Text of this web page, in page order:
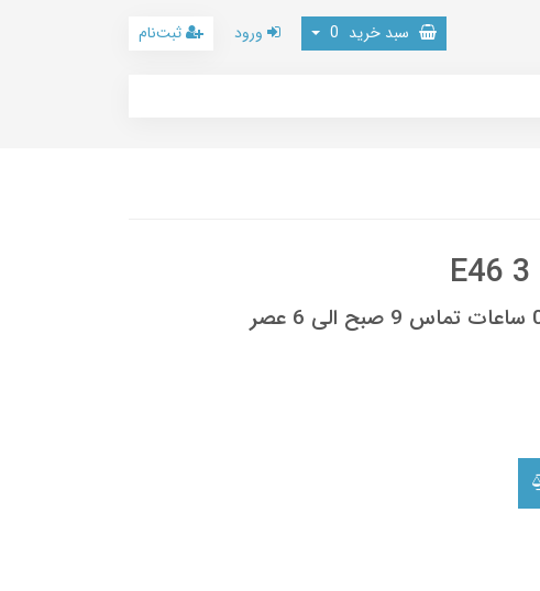
سبد خرید 0 ورود ثبت‌نام